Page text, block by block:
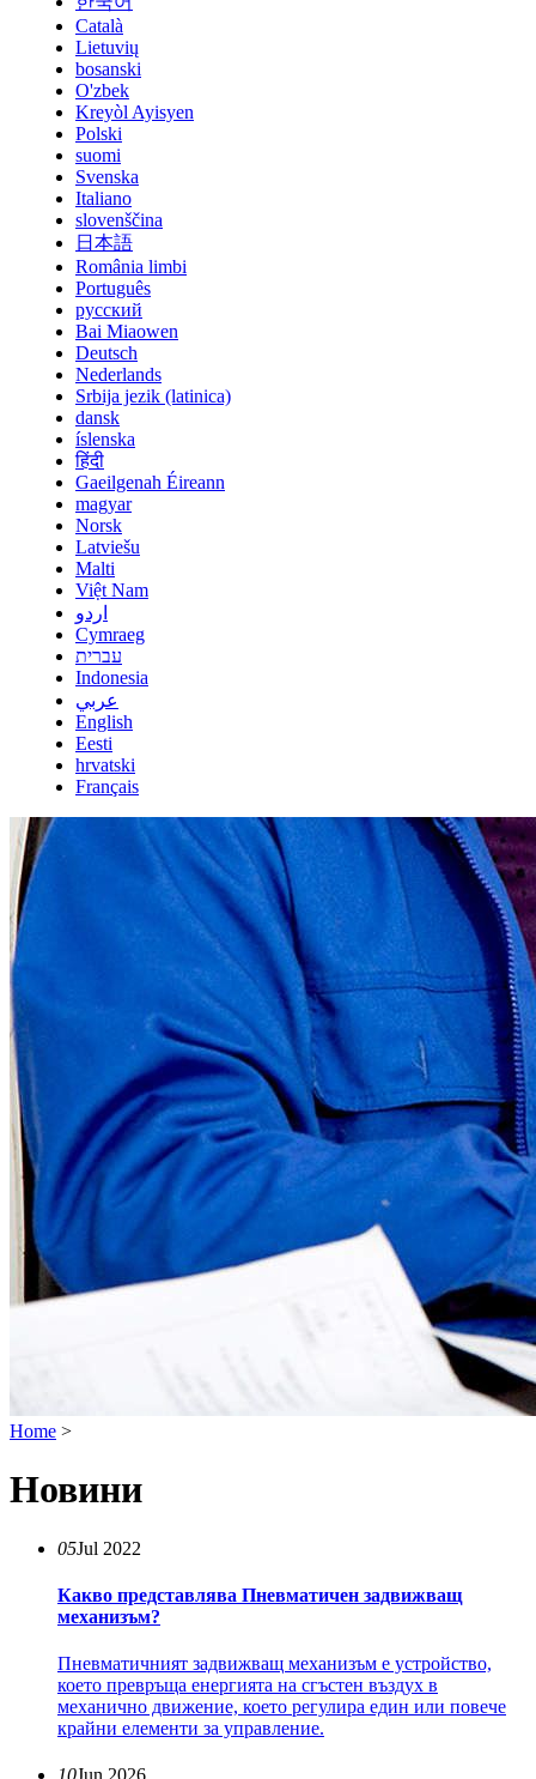
Català
Lietuvių
bosanski
O'zbek
Kreyòl Ayisyen
Polski
suomi
Svenska
Italiano
slovenščina
日本語
România limbi
Português
русский
Bai Miaowen
Deutsch
Nederlands
Srbija jezik (latinica)
dansk
íslenska
हिंदी
Gaeilgenah Éireann
magyar
Norsk
Latviešu
Malti
Việt Nam
اردو
Cymraeg
עברית
Indonesia
عربي
English
Eesti
hrvatski
Français
Home >
Новини
05Jul 2022
Какво представлява Пневматичен задвижващ
механизъм?
Пневматичният задвижващ механизъм е устройство,
което превръща енергията на сгъстен въздух в
механично движение, което регулира един или повече
крайни елементи за управление.